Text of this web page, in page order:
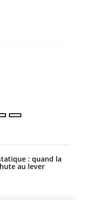
: quand la
au lever